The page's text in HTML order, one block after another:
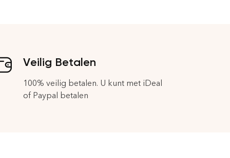
Veilig Betalen
100% veilig betalen. U kunt met iDeal
of Paypal betalen